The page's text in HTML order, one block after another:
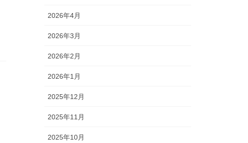
2026年4月
2026年3月
2026年2月
2026年1月
2025年12月
2025年11月
2025年10月